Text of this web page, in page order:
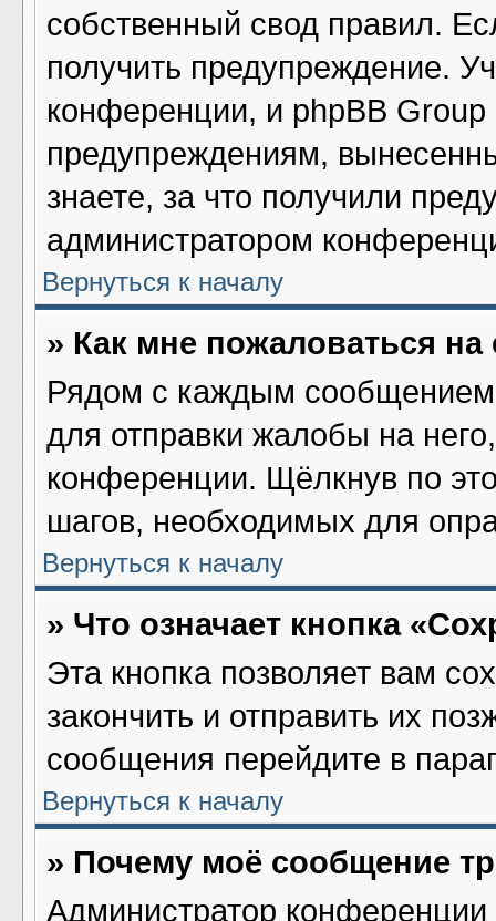
собственный свод правил.
получить предупреждение.
конференции, и phpBB Group
предупреждениям,
знаете, за что получили
администратором
Вернуться к началу
» Как мне пожаловаться
Рядом с каждым сообщением
для отправки жалобы на
конференции. Щёлкнув по
шагов, необходимых для
Вернуться к началу
» Что означает кнопка
Эта кнопка позволяет вам
закончить и отправить их
сообщения перейдите в
Вернуться к началу
» Почему моё сообщение
Администратор